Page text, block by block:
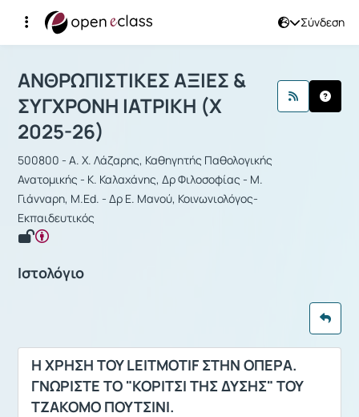
Σύνδεση
Μάθημα : ΑΝΘΡΩΠΙΣΤΙΚΕΣ ΑΞΙΕΣ &
ΑΝΘΡΩΠΙΣΤΙΚΕΣ ΑΞΙΕΣ &
ΣΥΓΧΡΟΝΗ ΙΑΤΡΙΚΗ (Χ
2025-26)
500800 - Α. Χ. Λάζαρης, Καθηγητής Παθολογικής
Ανατομικής - Κ. Καλαχάνης, Δρ Φιλοσοφίας - Μ.
Γιάνναρη, M.Ed. - Δρ Ε. Μανού, Κοινωνιολόγος-
Εκπαιδευτικός
Ιστολόγιο
H ΧΡΗΣΗ ΤΟΥ LEITMOTIF ΣΤΗΝ ΟΠΕΡΑ.
ΓΝΩΡΙΣΤΕ ΤΟ "ΚΟΡΙΤΣΙ ΤΗΣ ΔΥΣΗΣ" ΤΟΥ
ΤΖΑΚΟΜΟ ΠΟΥΤΣΙΝΙ.